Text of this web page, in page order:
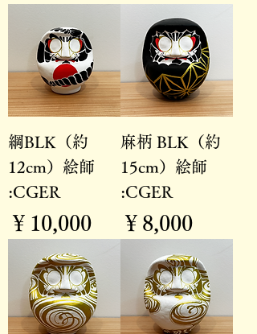
綱BLK（約
12cm）絵師
:CGER
価格
￥10,000
麻柄 BLK（約
15cm）絵師
:CGER
価格
￥8,000